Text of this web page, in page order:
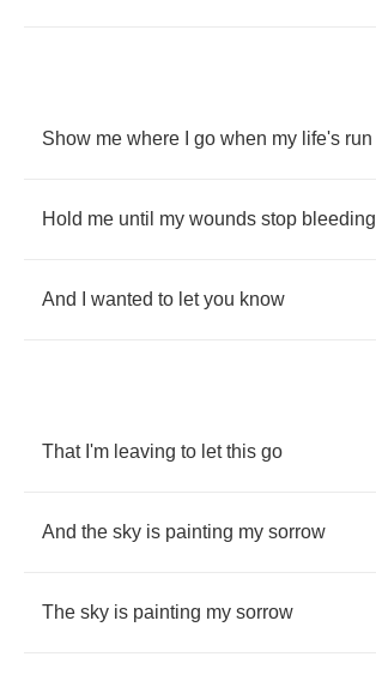
Show me where go when my life's run
Hold me until my wounds stop bleeding
And wanted to let you know
That I'm leaving to let this go
And the sky is painting my sorrow
The sky is painting my sorrow